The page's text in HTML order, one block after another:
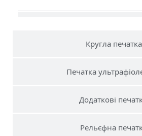
Кругла печатка
Печатка
Додаткові
Рельєфна